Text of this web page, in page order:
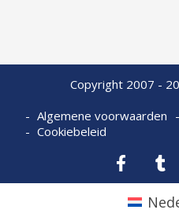
Copyright 2007 -
Algemene voorwaarden
Cookiebeleid
Facebook